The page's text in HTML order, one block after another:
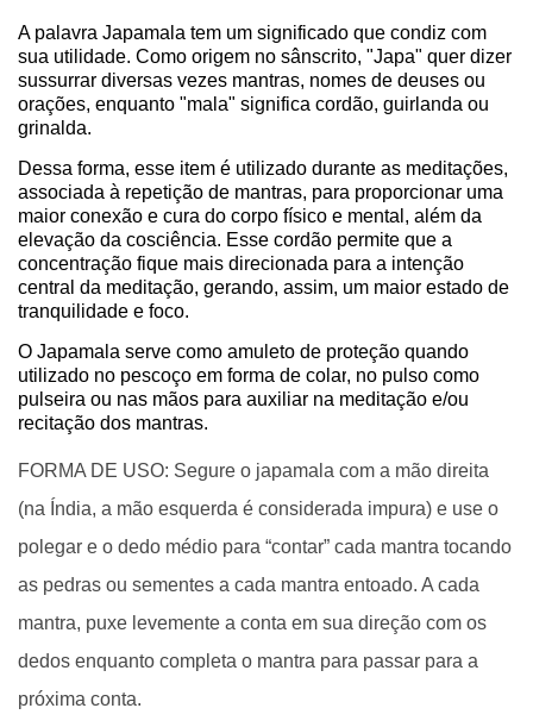
A palavra Japamala tem um significado que condiz com
sua utilidade. Como origem no sânscrito, "Japa" quer dizer
sussurrar diversas vezes mantras, nomes de deuses ou
orações, enquanto "mala" significa cordão, guirlanda ou
grinalda.
Dessa forma, esse item é utilizado durante as meditações,
associada à repetição de mantras, para proporcionar uma
maior conexão e cura do corpo físico e mental, além da
elevação da cosciência. Esse cordão permite que a
concentração fique mais direcionada para a intenção
central da meditação, gerando, assim, um maior estado de
tranquilidade e foco.
O Japamala serve como amuleto de proteção quando
utilizado no pescoço em forma de colar, no pulso como
pulseira ou nas mãos para auxiliar na meditação e/ou
recitação dos mantras.
FORMA DE USO: Segure o japamala com a mão direita
(na Índia, a mão esquerda é considerada impura) e use o
polegar e o dedo médio para “contar” cada mantra tocando
as pedras ou sementes a cada mantra entoado. A cada
mantra, puxe levemente a conta em sua direção com os
dedos enquanto completa o mantra para passar para a
próxima conta.